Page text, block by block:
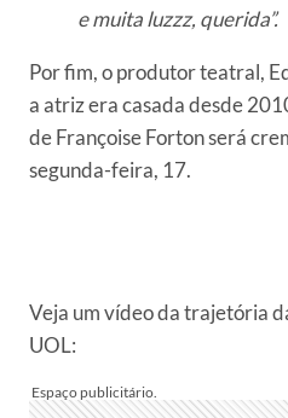
e muita luzzz, querida”.
Por fim, o produtor teatral,
a atriz era casada desde
de Françoise Forton será
segunda-feira, 17.
Veja um vídeo da trajetória
UOL: